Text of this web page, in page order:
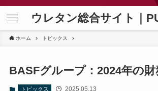
ウレタン総合サイト｜
ホーム トピックス
BASFグループ：2024年の財
トピックス 2025.05.13